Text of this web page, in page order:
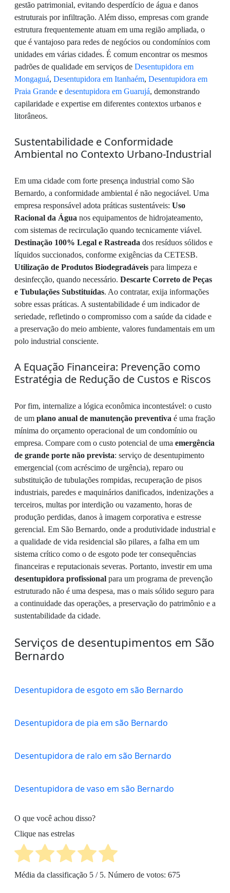
gestão patrimonial, evitando desperdício de água e danos
estruturais por infiltração. Além disso, empresas com grande
estrutura frequentemente atuam em uma região ampliada, o
que é vantajoso para redes de negócios ou condomínios com
unidades em várias cidades. É comum encontrar os mesmos
padrões de qualidade em serviços de Desentupidora em
Mongaguá, Desentupidora em Itanhaém, Desentupidora em
Praia Grande e desentupidora em Guarujá, demonstrando
capilaridade e expertise em diferentes contextos urbanos e
litorâneos.
Sustentabilidade e Conformidade
Ambiental no Contexto Urbano-Industrial
Em uma cidade com forte presença industrial como São
Bernardo, a conformidade ambiental é não negociável. Uma
empresa responsável adota práticas sustentáveis: Uso
Racional da Água nos equipamentos de hidrojateamento,
com sistemas de recirculação quando tecnicamente viável.
Destinação 100% Legal e Rastreada dos resíduos sólidos e
líquidos succionados, conforme exigências da CETESB.
Utilização de Produtos Biodegradáveis para limpeza e
desinfecção, quando necessário. Descarte Correto de Peças
e Tubulações Substituídas. Ao contratar, exija informações
sobre essas práticas. A sustentabilidade é um indicador de
seriedade, refletindo o compromisso com a saúde da cidade e
a preservação do meio ambiente, valores fundamentais em um
polo industrial consciente.
A Equação Financeira: Prevenção como
Estratégia de Redução de Custos e Riscos
Por fim, internalize a lógica econômica incontestável: o custo
de um plano anual de manutenção preventiva é uma fração
mínima do orçamento operacional de um condomínio ou
empresa. Compare com o custo potencial de uma emergência
de grande porte não prevista: serviço de desentupimento
emergencial (com acréscimo de urgência), reparo ou
substituição de tubulações rompidas, recuperação de pisos
industriais, paredes e maquinários danificados, indenizações a
terceiros, multas por interdição ou vazamento, horas de
produção perdidas, danos à imagem corporativa e estresse
gerencial. Em São Bernardo, onde a produtividade industrial e
a qualidade de vida residencial são pilares, a falha em um
sistema crítico como o de esgoto pode ter consequências
financeiras e reputacionais severas. Portanto, investir em uma
desentupidora profissional para um programa de prevenção
estruturado não é uma despesa, mas o mais sólido seguro para
a continuidade das operações, a preservação do patrimônio e a
sustentabilidade da cidade.
Serviços de desentupimentos em São
Bernardo
Desentupidora de esgoto em são Bernardo
Desentupidora de pia em são Bernardo
Desentupidora de ralo em são Bernardo
Desentupidora de vaso em são Bernardo
O que você achou disso?
Clique nas estrelas
Média da classificação 5 / 5. Número de votos: 675